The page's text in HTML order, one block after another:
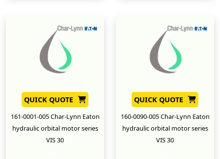
QUICK QUOTE
161-0001-005 Char-Lynn Eaton
hydraulic orbital motor series
VIS 30
QUICK QUOTE
160-0090-005 Char-Lynn Eaton
hydraulic orbital motor series
VIS 30